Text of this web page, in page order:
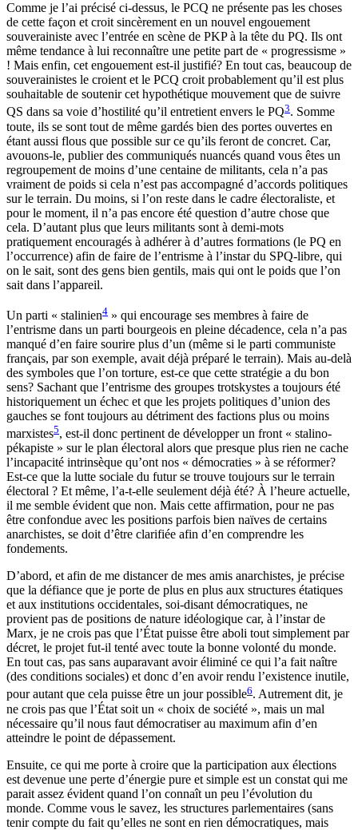
Comme je l’ai précisé ci-dessus, le PCQ ne présente pas les choses
de cette façon et croit sincèrement en un nouvel engouement
souverainiste avec l’entrée en scène de PKP à la tête du PQ. Ils ont
même tendance à lui reconnaître une petite part de « progressisme »
! Mais enfin, cet engouement est-il justifié? En tout cas, beaucoup de
souverainistes le croient et le PCQ croit probablement qu’il est plus
souhaitable de soutenir cet hypothétique mouvement que de suivre
QS dans sa voie d’hostilité qu’il entretient envers le PQ3. Somme
toute, ils se sont tout de même gardés bien des portes ouvertes en
étant aussi flous que possible sur ce qu’ils feront de concret. Car,
avouons-le, publier des communiqués nuancés quand vous êtes un
regroupement de moins d’une centaine de militants, cela n’a pas
vraiment de poids si cela n’est pas accompagné d’accords politiques
sur le terrain. Du moins, si l’on reste dans le cadre électoraliste, et
pour le moment, il n’a pas encore été question d’autre chose que
cela. D’autant plus que leurs militants sont à demi-mots
pratiquement encouragés à adhérer à d’autres formations (le PQ en
l’occurrence) afin de faire de l’entrisme à l’instar du SPQ-libre, qui
on le sait, sont des gens bien gentils, mais qui ont le poids que l’on
sait dans l’appareil.
Un parti « stalinien4 » qui encourage ses membres à faire de
l’entrisme dans un parti bourgeois en pleine décadence, cela n’a pas
manqué d’en faire sourire plus d’un (même si le parti communiste
français, par son exemple, avait déjà préparé le terrain). Mais au-delà
des symboles que l’on torture, est-ce que cette stratégie a du bon
sens? Sachant que l’entrisme des groupes trotskystes a toujours été
historiquement un échec et que les projets politiques d’union des
gauches se font toujours au détriment des factions plus ou moins
marxistes5, est-il donc pertinent de développer un front « stalino-
pékapiste » sur le plan électoral alors que presque plus rien ne cache
l’incapacité intrinsèque qu’ont nos « démocraties » à se réformer?
Est-ce que la lutte sociale du futur se trouve toujours sur le terrain
électoral ? Et même, l’a-t-elle seulement déjà été? À l’heure actuelle,
il me semble évident que non. Mais cette affirmation, pour ne pas
être confondue avec les positions parfois bien naïves de certains
anarchistes, se doit d’être clarifiée afin d’en comprendre les
fondements.
D’abord, et afin de me distancer de mes amis anarchistes, je précise
que la défiance que je porte de plus en plus aux structures étatiques
et aux institutions occidentales, soi-disant démocratiques, ne
provient pas de positions de nature idéologique car, à l’instar de
Marx, je ne crois pas que l’État puisse être aboli tout simplement par
décret, le projet fut-il tenté avec toute la bonne volonté du monde.
En tout cas, pas sans auparavant avoir éliminé ce qui l’a fait naître
(des conditions sociales) et donc d’en avoir rendu l’existence inutile,
pour autant que cela puisse être un jour possible6. Autrement dit, je
ne crois pas que l’État soit un « choix de société », mais un mal
nécessaire qu’il nous faut démocratiser au maximum afin d’en
atteindre le point de dépassement.
Ensuite, ce qui me porte à croire que la participation aux élections
est devenue une perte d’énergie pure et simple est un constat qui me
parait assez évident quand l’on connaît un peu l’évolution du
monde. Comme vous le savez, les structures parlementaires (sans
tenir compte du fait qu’elles ne sont en rien démocratiques, mais